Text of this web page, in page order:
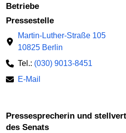
Betriebe
Pressestelle
Martin-Luther-Straße 105
10825 Berlin
Tel.: (030) 9013-8451
E-Mail
Pressesprecherin und stellvertretende Sprecherin
des Senats